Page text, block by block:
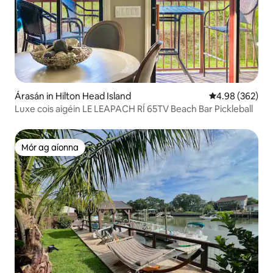
Árasán in Hilton Head Island Meánrátáil
4.98 (362)
Luxe cois aigéin LE LEAPACH RÍ 65TV Beach Bar Pickleball
Mór ag aíonna
Mór ag aíonna